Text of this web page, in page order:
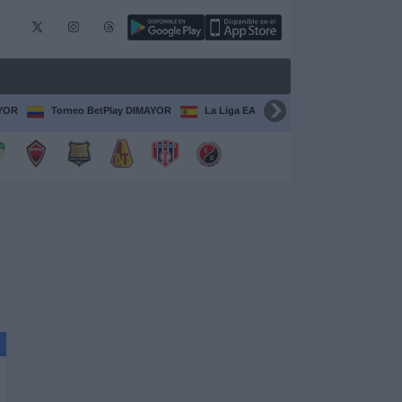
Torneo BetPlay DIMAYOR La Liga EA Sports